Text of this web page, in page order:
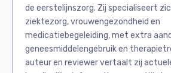
de eerstelijnszorg. Zij specialiseert
ziektezorg, vrouwengezondheid en
medicatiebegeleiding, met extra
geneesmiddelengebruik en
auteur en reviewer vertaalt zij